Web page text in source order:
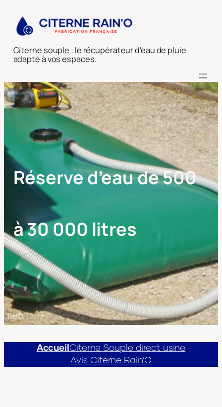
contenu
Citerne souple : le récupérateur d'eau de pluie
adapté à vos espaces.
Réserve d’eau de 500
à 30 000 litres
Accueil Citerne Souple direct usine
Avis Citerne Rain’O